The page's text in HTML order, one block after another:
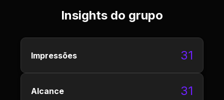
Insights do grupo
Impressões 31
Alcance 31